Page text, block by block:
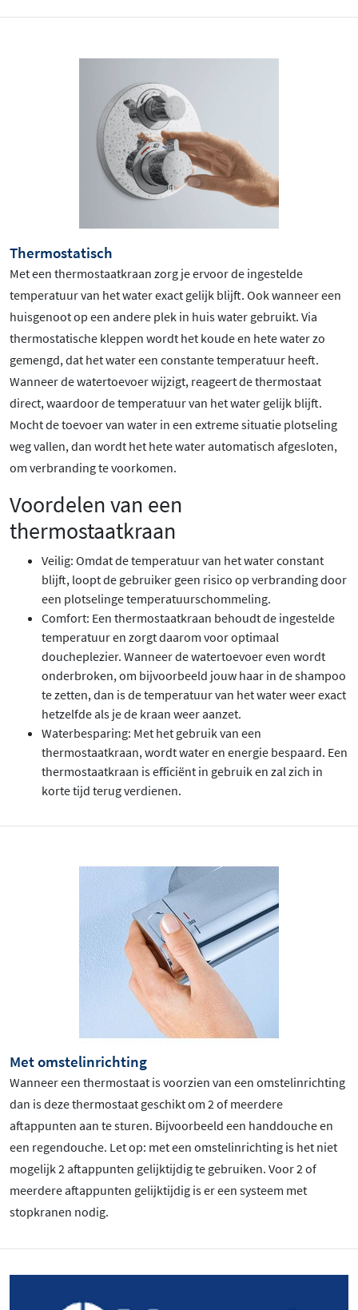
Thermostatisch
Met een thermostaatkraan zorg je ervoor de ingestelde
temperatuur van het water exact gelijk blijft. Ook wanneer een
huisgenoot op een andere plek in huis water gebruikt. Via
thermostatische kleppen wordt het koude en hete water zo
gemengd, dat het water een constante temperatuur heeft.
Wanneer de watertoevoer wijzigt, reageert de thermostaat
direct, waardoor de temperatuur van het water gelijk blijft.
Mocht de toevoer van water in een extreme situatie plotseling
weg vallen, dan wordt het hete water automatisch afgesloten,
om verbranding te voorkomen.
Voordelen van een
thermostaatkraan
Veilig: Omdat de temperatuur van het water constant
blijft, loopt de gebruiker geen risico op verbranding door
een plotselinge temperatuurschommeling.
Comfort: Een thermostaatkraan behoudt de ingestelde
temperatuur en zorgt daarom voor optimaal
doucheplezier. Wanneer de watertoevoer even wordt
onderbroken, om bijvoorbeeld jouw haar in de shampoo
te zetten, dan is de temperatuur van het water weer exact
hetzelfde als je de kraan weer aanzet.
Waterbesparing: Met het gebruik van een
thermostaatkraan, wordt water en energie bespaard. Een
thermostaatkraan is efficiënt in gebruik en zal zich in
korte tijd terug verdienen.
Met omstelinrichting
Wanneer een thermostaat is voorzien van een omstelinrichting
dan is deze thermostaat geschikt om 2 of meerdere
aftappunten aan te sturen. Bijvoorbeeld een handdouche en
een regendouche. Let op: met een omstelinrichting is het niet
mogelijk 2 aftappunten gelijktijdig te gebruiken. Voor 2 of
meerdere aftappunten gelijktijdig is er een systeem met
stopkranen nodig.